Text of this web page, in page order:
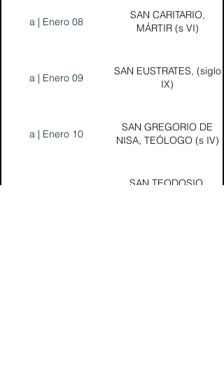
a | Enero 08
SAN CARITARIO,
MÁRTIR (s VI)
a | Enero 09
SAN EUSTRATES, (siglo
IX)
a | Enero 10
SAN GREGORIO DE
NISA, TEÓLOGO (s IV)
SAN TEODOSIO,